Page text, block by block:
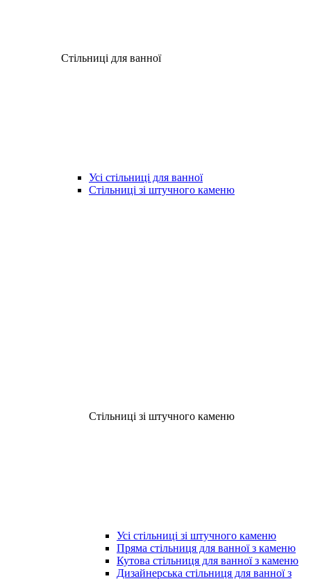
Стільниці для ванної
Усі стільниці для ванної
Стільниці зі штучного каменю
Стільниці зі штучного каменю
Усі стільниці зі штучного каменю
Пряма стільниця для ванної з каменю
Кутова стільниця для ванної з каменю
Дизайнерська стільниця для ванної з